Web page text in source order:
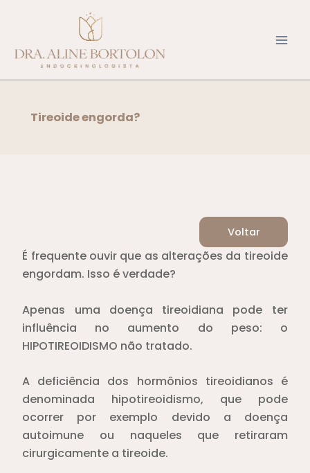
conteúdo
Tireoide engorda?
Voltar
É frequente ouvir que as alterações da tireoide
engordam. Isso é verdade?
Apenas uma doença tireoidiana pode ter
influência no aumento do peso: o
HIPOTIREOIDISMO não tratado.
A deficiência dos hormônios tireoidianos é
denominada hipotireoidismo, que pode
ocorrer por exemplo devido a doença
autoimune ou naqueles que retiraram
cirurgicamente a tireoide.